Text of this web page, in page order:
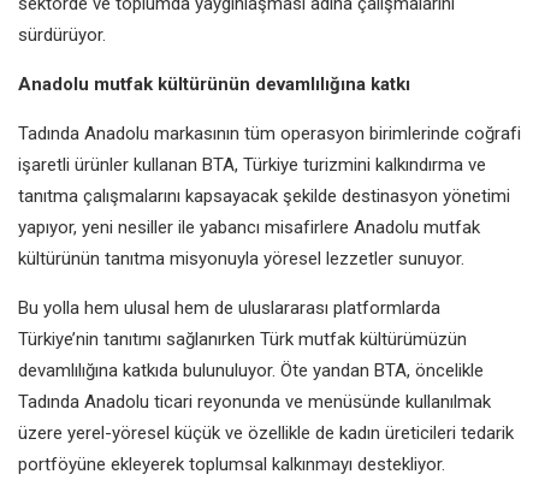
sürdürüyor.
Anadolu mutfak kültürünün devamlılığına katkı
Tadında Anadolu markasının tüm operasyon birimlerinde coğrafi
işaretli ürünler kullanan BTA, Türkiye turizmini kalkındırma ve
tanıtma çalışmalarını kapsayacak şekilde destinasyon yönetimi
yapıyor, yeni nesiller ile yabancı misafirlere Anadolu mutfak
kültürünün tanıtma misyonuyla yöresel lezzetler sunuyor.
Bu yolla hem ulusal hem de uluslararası platformlarda
Türkiye’nin tanıtımı sağlanırken Türk mutfak kültürümüzün
devamlılığına katkıda bulunuluyor. Öte yandan BTA, öncelikle
Tadında Anadolu ticari reyonunda ve menüsünde kullanılmak
üzere yerel-yöresel küçük ve özellikle de kadın üreticileri tedarik
portföyüne ekleyerek toplumsal kalkınmayı destekliyor.